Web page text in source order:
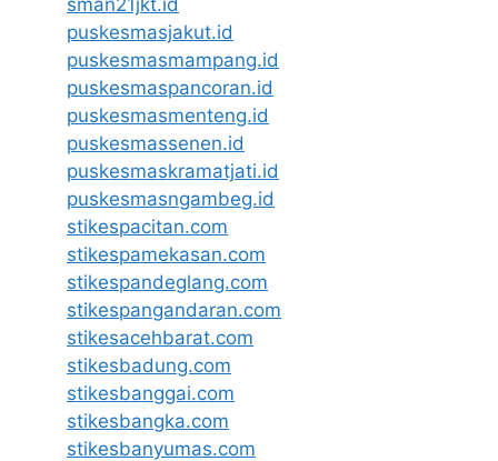
sman21jkt.id
puskesmasjakut.id
puskesmasmampang.id
puskesmaspancoran.id
puskesmasmenteng.id
puskesmassenen.id
puskesmaskramatjati.id
puskesmasngambeg.id
stikespacitan.com
stikespamekasan.com
stikespandeglang.com
stikespangandaran.com
stikesacehbarat.com
stikesbadung.com
stikesbanggai.com
stikesbangka.com
stikesbanyumas.com